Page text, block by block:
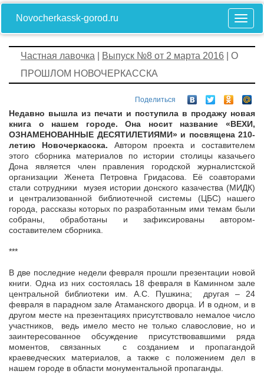
Novocherkassk-gorod.ru
Частная лавочка Выпуск №8 от 2 марта 2016 | О
ПРОШЛОМ НОВОЧЕРКАССКА
Поделиться
Недавно вышла из печати и поступила в продажу новая
книга о нашем городе. Она носит название «ВЕХИ,
ОЗНАМЕНОВАННЫЕ ДЕСЯТИЛЕТИЯМИ» и посвящена 210-
летию Новочеркасска. Автором проекта и составителем
этого сборника материалов по истории столицы казачьего
Дона является член правления городской журналистской
организации Женета Петровна Гридасова. Её соавторами
стали сотрудники музея истории донского казачества (МИДК)
и централизованной библиотечной системы (ЦБС) нашего
города, рассказы которых по разработанным ими темам были
собраны, обработаны и зафиксированы автором-
составителем сборника.
***
В две последние недели февраля прошли презентации новой
книги. Одна из них состоялась 18 февраля в Каминном зале
центральной библиотеки им. А.С. Пушкина; другая – 24
февраля в парадном зале Атаманского дворца. И в одном, и в
другом месте на презентациях присутствовало немалое число
участников, ведь имело место не только славословие, но и
заинтересованное обсуждение присутствовавшими ряда
моментов, связанных с созданием и пропагандой
краеведческих материалов, а также с положением дел в
нашем городе в области монументальной пропаганды.